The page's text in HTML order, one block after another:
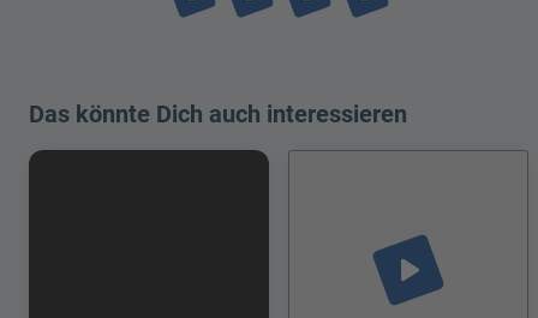
Das könnte Dich auch interessieren
play_arrow